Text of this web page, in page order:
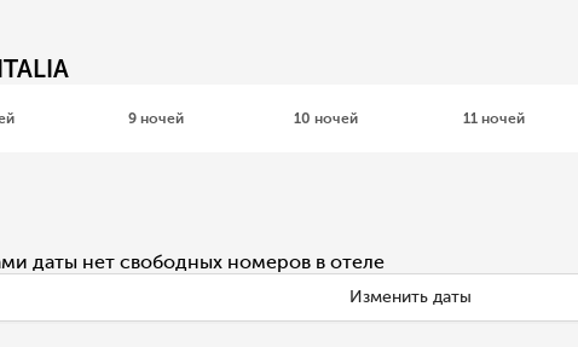
9 ночей 10 ночей 11 ночей
даты нет свободных номеров в отеле
Изменить даты